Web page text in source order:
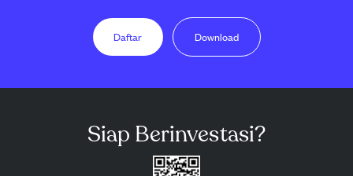
Daftar Download
Siap Berinvestasi?